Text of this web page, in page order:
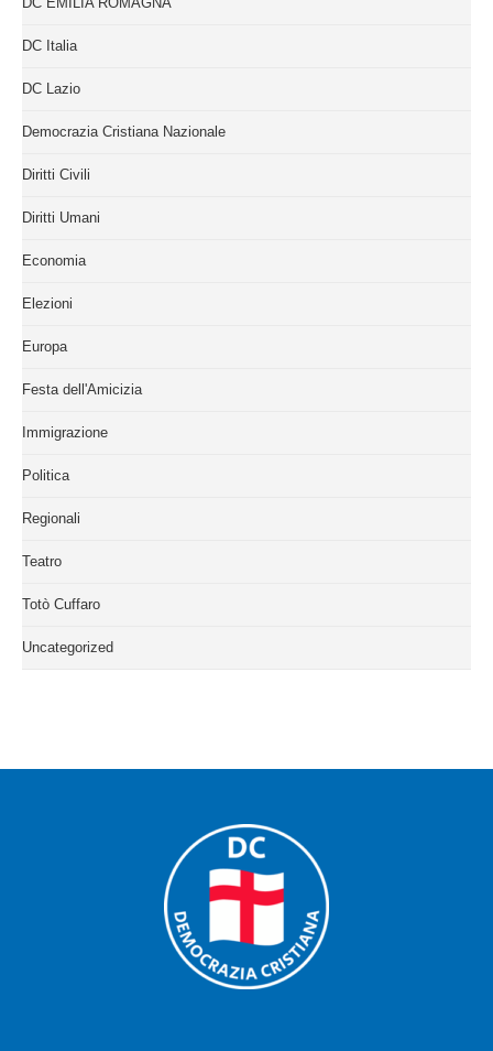
DC Italia
DC Lazio
Democrazia Cristiana Nazionale
Diritti Civili
Diritti Umani
Economia
Elezioni
Europa
Festa dell'Amicizia
Immigrazione
Politica
Regionali
Teatro
Totò Cuffaro
Uncategorized